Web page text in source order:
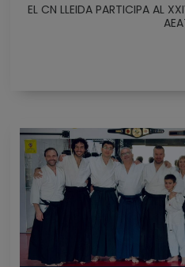
EL CN LLEIDA PARTICIPA AL